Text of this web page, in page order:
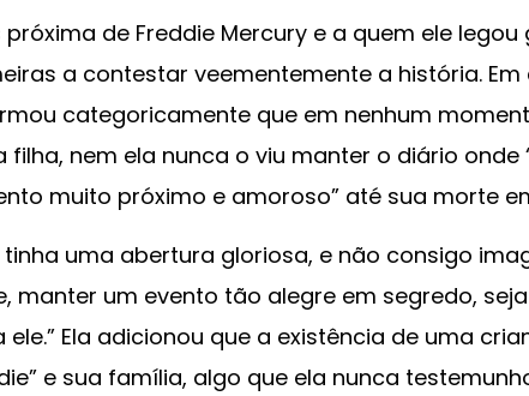
de Freddie Mercury e a quem ele
a contestar veementemente a história.
categoricamente que em nenhum
nem ela nunca o viu manter o diário onde
muito próximo e amoroso” até sua morte em
tinha uma abertura gloriosa, e não consigo
manter um evento tão alegre em segredo,
Ela adicionou que a existência de uma
e sua família, algo que ela nunca